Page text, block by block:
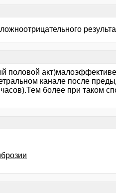
половой
канале после
более при таком